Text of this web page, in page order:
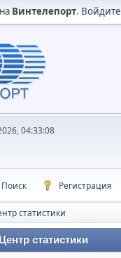
Винтелепорт. Войдите
04:33:08
Поиск Регистрация
статистики
статистики